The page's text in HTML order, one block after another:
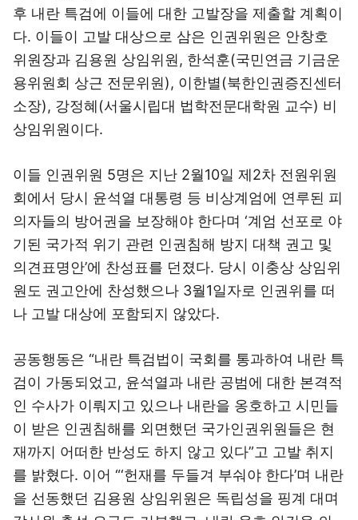
후 내란 특검에 이들에 대한 고발장을 제출할 계획이
다. 이들이 고발 대상으로 삼은 인권위원은 안창호
위원장과 김용원 상임위원, 한석훈(국민연금 기금운
용위원회 상근 전문위원), 이한별(북한인권증진센터
소장), 강정혜(서울시립대 법학전문대학원 교수) 비
상임위원이다.
이들 인권위원 5명은 지난 2월10일 제2차 전원위원
회에서 당시 윤석열 대통령 등 비상계엄에 연루된 피
의자들의 방어권을 보장해야 한다며 ‘계엄 선포로 야
기된 국가적 위기 관련 인권침해 방지 대책 권고 및
의견표명안’에 찬성표를 던졌다. 당시 이충상 상임위
원도 권고안에 찬성했으나 3월1일자로 인권위를 떠
나 고발 대상에 포함되지 않았다.
공동행동은 “내란 특검법이 국회를 통과하여 내란 특
검이 가동되었고, 윤석열과 내란 공범에 대한 본격적
인 수사가 이뤄지고 있으나 내란을 옹호하고 시민들
이 받은 인권침해를 외면했던 국가인권위원들은 현
재까지 어떠한 반성도 하지 않고 있다”고 고발 취지
를 밝혔다. 이어 “‘헌재를 두들겨 부숴야 한다’며 내란
을 선동했던 김용원 상임위원은 독립성을 핑계 대며